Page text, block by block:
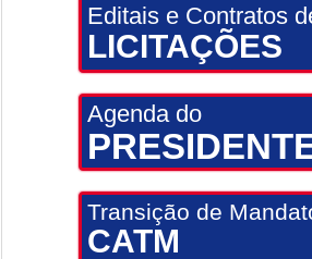
Editais e Contratos
LICITAÇÕES
Agenda do
Transição de
CATM